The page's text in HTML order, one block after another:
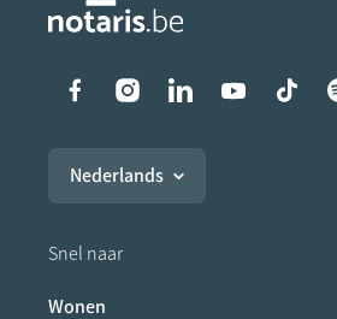
Liens vers les
Nederlands
Snel naar
Wonen